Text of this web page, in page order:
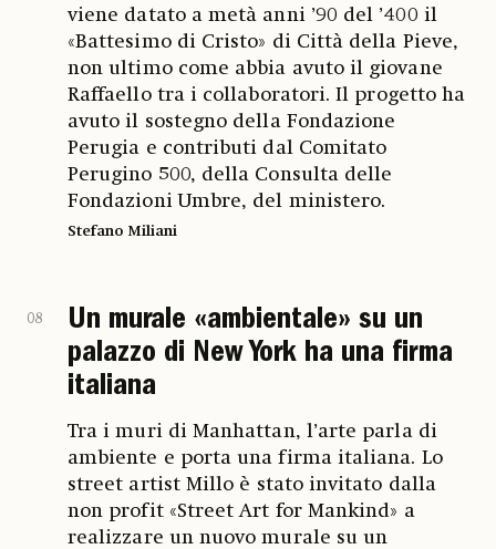
viene datato a metà anni ’90 del ’400 il
«Battesimo di Cristo» di Città della Pieve,
non ultimo come abbia avuto il giovane
Raffaello tra i collaboratori. Il progetto ha
avuto il sostegno della Fondazione
Perugia e contributi dal Comitato
Perugino 500, della Consulta delle
Fondazioni Umbre, del ministero.
Stefano Miliani
08
Un murale «ambientale» su un
palazzo di New York ha una firma
italiana
Tra i muri di Manhattan, l’arte parla di
ambiente e porta una firma italiana. Lo
street artist Millo è stato invitato dalla
non profit «Street Art for Mankind» a
realizzare un nuovo murale su un